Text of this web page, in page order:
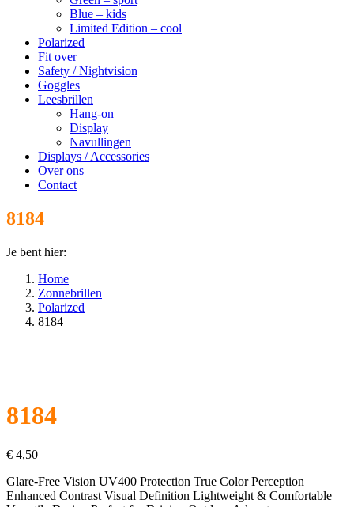
Blue – kids
Limited Edition – cool
Polarized
Fit over
Safety / Nightvision
Goggles
Leesbrillen
Hang-on
Display
Navullingen
Displays / Accessories
Over ons
Contact
8184
Je bent hier:
Home
Zonnebrillen
Polarized
8184
8184
€ 4,50
Glare-Free Vision UV400 Protection True Color Perception
Enhanced Contrast Visual Definition Lightweight & Comfortable